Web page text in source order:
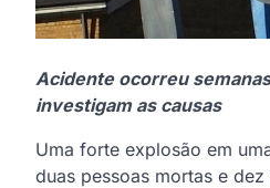
Acidente ocorreu
investigam as causas
Uma forte explosão em
duas pessoas mortas e